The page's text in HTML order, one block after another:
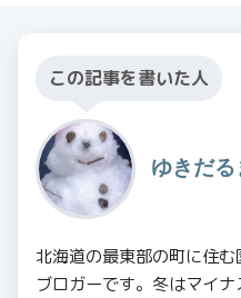
この記事を書いた人
ゆきだる
北海道の最東部の町に住
ブロガーです。冬はマイ